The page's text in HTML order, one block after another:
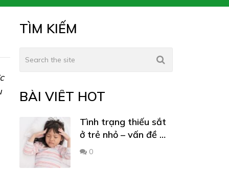
TÌM KIẾM
BÀI VIẾT HOT
Tình trạng thiếu sắt
ở trẻ nhỏ – vấn đề …
0